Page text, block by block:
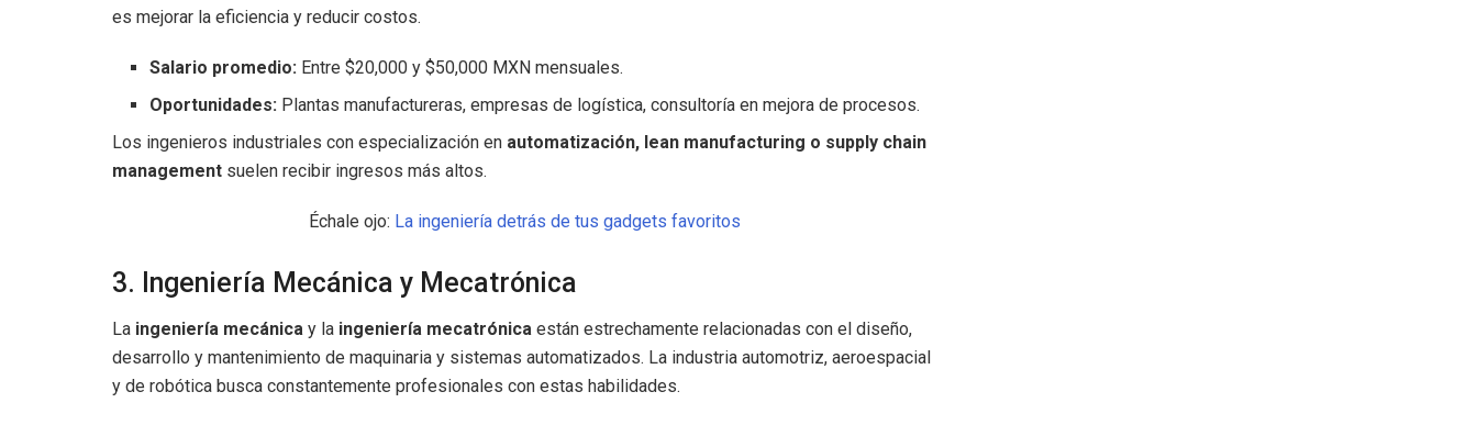
es mejorar la eficiencia y reducir costos.
Salario promedio: Entre $20,000 y $50,000 MXN mensuales.
Oportunidades: Plantas manufactureras, empresas de logística, consultoría en mejora de procesos.
Los ingenieros industriales con especialización en automatización, lean manufacturing o supply chain
management suelen recibir ingresos más altos.
Échale ojo: La ingeniería detrás de tus gadgets favoritos
3. Ingeniería Mecánica y Mecatrónica
La ingeniería mecánica y la ingeniería mecatrónica están estrechamente relacionadas con el diseño,
desarrollo y mantenimiento de maquinaria y sistemas automatizados. La industria automotriz, aeroespacial
y de robótica busca constantemente profesionales con estas habilidades.